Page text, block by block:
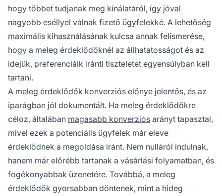
hogy többet tudjanak meg kínálatáról, így jóval
nagyobb eséllyel válnak fizető ügyfelekké. A lehetőség
maximális kihasználásának kulcsa annak felismerése,
hogy a meleg érdeklődőknél az állhatatosságot és az
idejük, preferenciáik iránti tiszteletet egyensúlyban kell
tartani.
A meleg érdeklődők konverziós előnye jelentős, és az
iparágban jól dokumentált. Ha meleg érdeklődőkre
céloz, általában magasabb konverziós arányt tapasztal,
mivel ezek a potenciális ügyfelek már eleve
érdeklődnek a megoldása iránt. Nem nulláról indulnak,
hanem már előrébb tartanak a vásárlási folyamatban, és
fogékonyabbak üzenetére. Továbbá, a meleg
érdeklődők gyorsabban döntenek, mint a hideg